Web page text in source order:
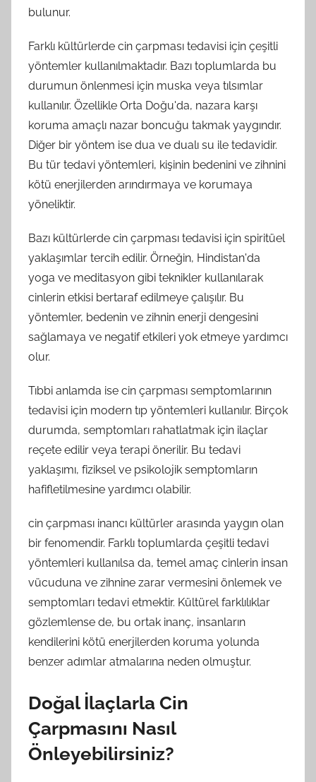
bulunur.
Farklı kültürlerde cin çarpması tedavisi için çeşitli
yöntemler kullanılmaktadır. Bazı toplumlarda bu
durumun önlenmesi için muska veya tılsımlar
kullanılır. Özellikle Orta Doğu'da, nazara karşı
koruma amaçlı nazar boncuğu takmak yaygındır.
Diğer bir yöntem ise dua ve dualı su ile tedavidir.
Bu tür tedavi yöntemleri, kişinin bedenini ve zihnini
kötü enerjilerden arındırmaya ve korumaya
yöneliktir.
Bazı kültürlerde cin çarpması tedavisi için spiritüel
yaklaşımlar tercih edilir. Örneğin, Hindistan'da
yoga ve meditasyon gibi teknikler kullanılarak
cinlerin etkisi bertaraf edilmeye çalışılır. Bu
yöntemler, bedenin ve zihnin enerji dengesini
sağlamaya ve negatif etkileri yok etmeye yardımcı
olur.
Tıbbi anlamda ise cin çarpması semptomlarının
tedavisi için modern tıp yöntemleri kullanılır. Birçok
durumda, semptomları rahatlatmak için ilaçlar
reçete edilir veya terapi önerilir. Bu tedavi
yaklaşımı, fiziksel ve psikolojik semptomların
hafifletilmesine yardımcı olabilir.
cin çarpması inancı kültürler arasında yaygın olan
bir fenomendir. Farklı toplumlarda çeşitli tedavi
yöntemleri kullanılsa da, temel amaç cinlerin insan
vücuduna ve zihnine zarar vermesini önlemek ve
semptomları tedavi etmektir. Kültürel farklılıklar
gözlemlense de, bu ortak inanç, insanların
kendilerini kötü enerjilerden koruma yolunda
benzer adımlar atmalarına neden olmuştur.
Doğal İlaçlarla Cin
Çarpmasını Nasıl
Önleyebilirsiniz?